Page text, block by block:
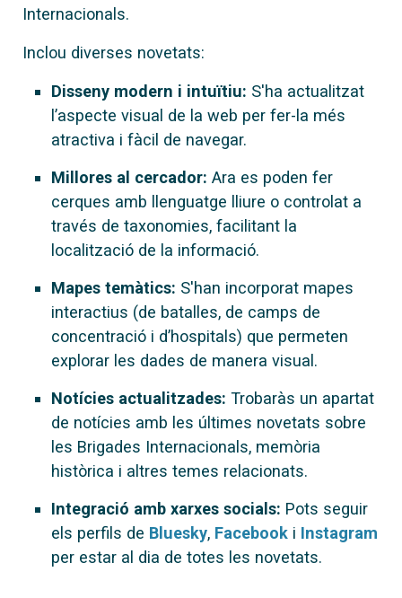
Internacionals.
Inclou diverses novetats:
Disseny modern i intuïtiu: S'ha actualitzat
l’aspecte visual de la web per fer-la més
atractiva i fàcil de navegar.
Millores al cercador: Ara es poden fer
cerques amb llenguatge lliure o controlat a
través de taxonomies, facilitant la
localització de la informació.
Mapes temàtics: S'han incorporat mapes
interactius (de batalles, de camps de
concentració i d’hospitals) que permeten
explorar les dades de manera visual.
Notícies actualitzades: Trobaràs un apartat
de notícies amb les últimes novetats sobre
les Brigades Internacionals, memòria
històrica i altres temes relacionats.
Integració amb xarxes socials: Pots seguir
els perfils de Bluesky, Facebook i Instagram
per estar al dia de totes les novetats.